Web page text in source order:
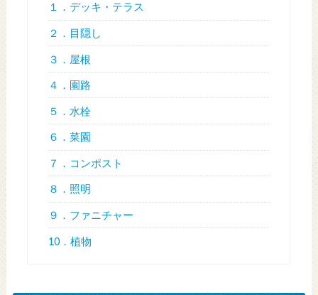
１．デッキ・テラス
２．目隠し
３．屋根
４．園路
５．水栓
６．菜園
７．コンポスト
８．照明
９．ファニチャー
10．植物